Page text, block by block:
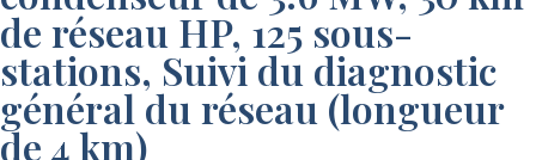
de réseau HP, 125 sous-
stations, Suivi du diagnostic
général du réseau (longueur
de 4 km)